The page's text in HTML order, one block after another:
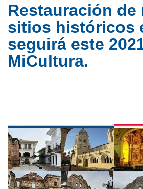
Restauración de
sitios históricos
seguirá este
MiCultura.